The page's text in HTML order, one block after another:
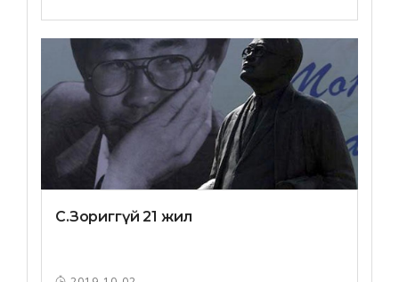
С.Зориггүй 21 жил